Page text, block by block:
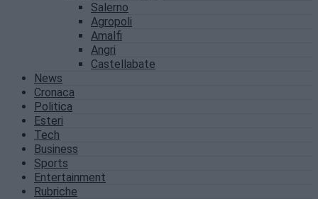
Salerno
Agropoli
Amalfi
Angri
Castellabate
News
Cronaca
Politica
Esteri
Tech
Business
Sports
Entertainment
Rubriche